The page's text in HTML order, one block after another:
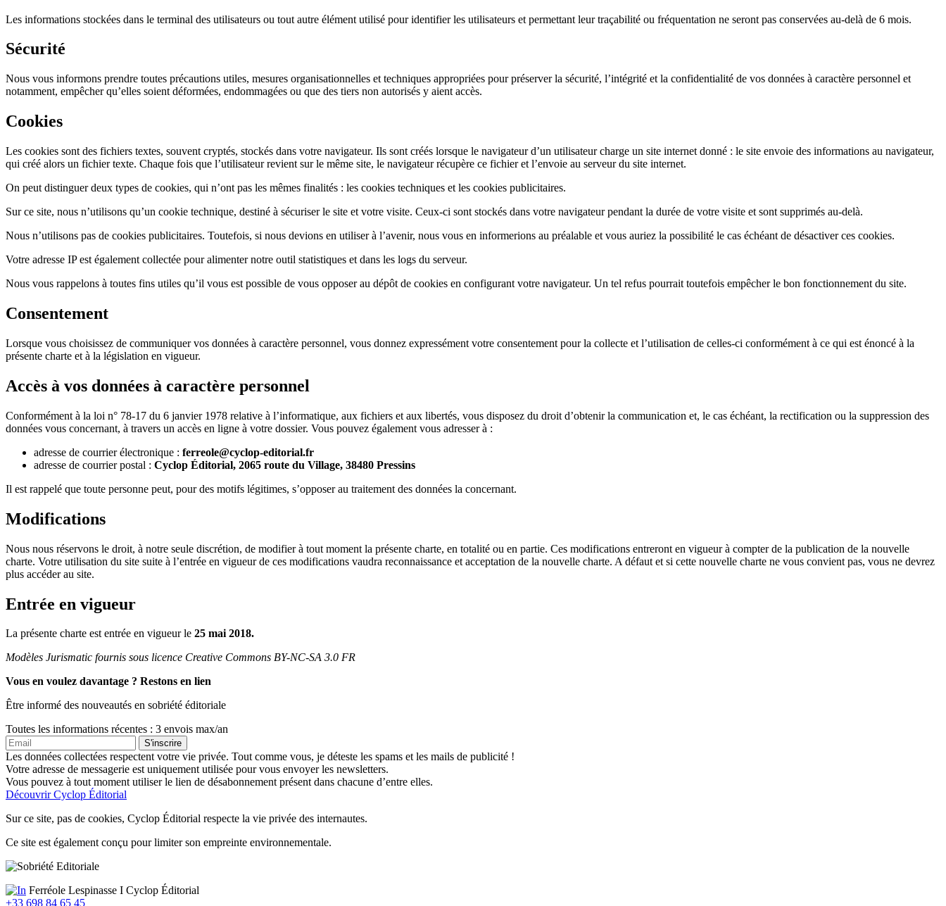
Les informations stockées dans le terminal des utilisateurs ou tout autre élément utilisé pour identifier les utilisateurs et permettant leur traçabilité ou fréquentation ne seront pas conservées au-delà de 6 mois.
Sécurité
Nous vous informons prendre toutes précautions utiles, mesures organisationnelles et techniques appropriées pour préserver la sécurité, l’intégrité et la confidentialité de vos données à caractère personnel et
notamment, empêcher qu’elles soient déformées, endommagées ou que des tiers non autorisés y aient accès.
Cookies
Les cookies sont des fichiers textes, souvent cryptés, stockés dans votre navigateur. Ils sont créés lorsque le navigateur d’un utilisateur charge un site internet donné : le site envoie des informations au navigateur,
qui créé alors un fichier texte. Chaque fois que l’utilisateur revient sur le même site, le navigateur récupère ce fichier et l’envoie au serveur du site internet.
On peut distinguer deux types de cookies, qui n’ont pas les mêmes finalités : les cookies techniques et les cookies publicitaires.
Sur ce site, nous n’utilisons qu’un cookie technique, destiné à sécuriser le site et votre visite. Ceux-ci sont stockés dans votre navigateur pendant la durée de votre visite et sont supprimés au-delà.
Nous n’utilisons pas de cookies publicitaires. Toutefois, si nous devions en utiliser à l’avenir, nous vous en informerions au préalable et vous auriez la possibilité le cas échéant de désactiver ces cookies.
Votre adresse IP est également collectée pour alimenter notre outil statistiques et dans les logs du serveur.
Nous vous rappelons à toutes fins utiles qu’il vous est possible de vous opposer au dépôt de cookies en configurant votre navigateur. Un tel refus pourrait toutefois empêcher le bon fonctionnement du site.
Consentement
Lorsque vous choisissez de communiquer vos données à caractère personnel, vous donnez expressément votre consentement pour la collecte et l’utilisation de celles-ci conformément à ce qui est énoncé à la
présente charte et à la législation en vigueur.
Accès à vos données à caractère personnel
Conformément à la loi n° 78-17 du 6 janvier 1978 relative à l’informatique, aux fichiers et aux libertés, vous disposez du droit d’obtenir la communication et, le cas échéant, la rectification ou la suppression des
données vous concernant, à travers un accès en ligne à votre dossier. Vous pouvez également vous adresser à :
adresse de courrier électronique : ferreole@cyclop-editorial.fr
adresse de courrier postal : Cyclop Éditorial, 2065 route du Village, 38480 Pressins
Il est rappelé que toute personne peut, pour des motifs légitimes, s’opposer au traitement des données la concernant.
Modifications
Nous nous réservons le droit, à notre seule discrétion, de modifier à tout moment la présente charte, en totalité ou en partie. Ces modifications entreront en vigueur à compter de la publication de la nouvelle
charte. Votre utilisation du site suite à l’entrée en vigueur de ces modifications vaudra reconnaissance et acceptation de la nouvelle charte. A défaut et si cette nouvelle charte ne vous convient pas, vous ne devrez
plus accéder au site.
Entrée en vigueur
La présente charte est entrée en vigueur le 25 mai 2018.
Modèles Jurismatic fournis sous licence Creative Commons BY-NC-SA 3.0 FR
Vous en voulez davantage ? Restons en lien
Être informé des nouveautés en sobriété éditoriale
Toutes les informations récentes : 3 envois max/an
Les données collectées respectent votre vie privée. Tout comme vous, je déteste les spams et les mails de publicité !
Votre adresse de messagerie est uniquement utilisée pour vous envoyer les newsletters.
Vous pouvez à tout moment utiliser le lien de désabonnement présent dans chacune d’entre elles.
Découvrir Cyclop Éditorial
Sur ce site, pas de cookies, Cyclop Éditorial respecte la vie privée des internautes.
Ce site est également conçu pour limiter son empreinte environnementale.
Ferréole Lespinasse I Cyclop Éditorial
+33 698 84 65 45